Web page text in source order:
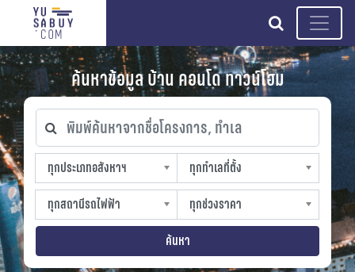
search
ค้นหาข้อมูล บ้าน คอนโด ทาวน์โฮม
พิมพ์ค้นหาจากชื่อโครงการ, ทำเล
ทุกประเภทอสังหาฯ
ทุกประเภทอสังหาฯ
sproperty
ทุกทำเลที่ตั้ง
ทุกทำเลที่ตั้ง
slocation
ทุกสถานีรถไฟฟ้า
ทุกสถานีรถไฟฟ้า
strain-station
ทุกช่วงราคา
ทุกช่วงราคา
sprice
ค้นหา